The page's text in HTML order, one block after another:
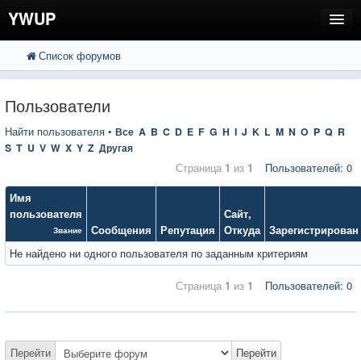
YWUP
FAQ
Вход
Список форумов
Пользователи
Найти пользователя • Все A B C D E F G H I J K L M N O P Q R
S T U V W X Y Z Другая
Пользователей: 0
Страница 1 из 1
Имя
пользователя
Звание Сообщения Репутация
Сайт,
Откуда Зарегистрирован
Не найдено ни одного пользователя по заданным критериям
Пользователей: 0
Страница 1 из 1
Перейти Перейти